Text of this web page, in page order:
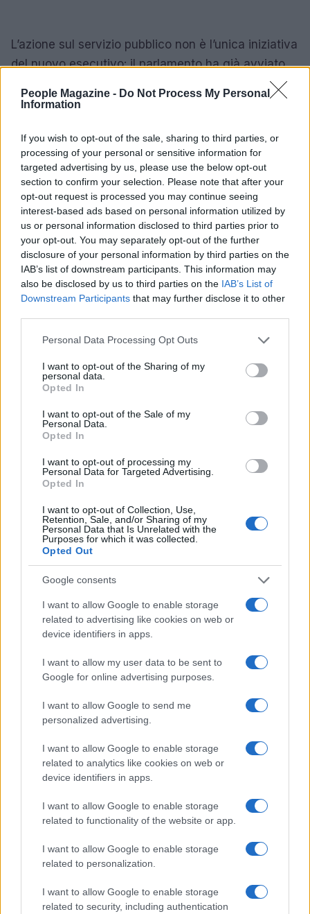
People Magazine - Do Not Process My Personal
Information
If you wish to opt-out of the sale, sharing to third parties, or
processing of your personal or sensitive information for
targeted advertising by us, please use the below opt-out
section to confirm your selection. Please note that after your
opt-out request is processed you may continue seeing
interest-based ads based on personal information utilized by
us or personal information disclosed to third parties prior to
your opt-out. You may separately opt-out of the further
disclosure of your personal information by third parties on the
IAB’s list of downstream participants. This information may
also be disclosed by us to third parties on the IAB’s List of
Downstream Participants that may further disclose it to other
Please note that this website/app uses one or more Google
not limited to your visit or usage behaviour. You may click to
grant or deny consent to Google and its third-party tags to
use your data for below specified purposes in below Google
consent section.
Personal Data Processing Opt Outs
I want to opt-out of the Sharing of my
personal data.
Opted In
I want to opt-out of the Sale of my
Personal Data.
Opted In
I want to opt-out of processing my
Personal Data for Targeted Advertising.
Opted In
I want to opt-out of Collection, Use,
Retention, Sale, and/or Sharing of my
Personal Data that Is Unrelated with the
Purposes for which it was collected.
Opted Out
Google consents
I want to allow Google to enable storage
related to advertising like cookies on web or
device identifiers in apps.
I want to allow my user data to be sent to
Google for online advertising purposes.
I want to allow Google to send me
personalized advertising.
I want to allow Google to enable storage
related to analytics like cookies on web or
device identifiers in apps.
I want to allow Google to enable storage
related to functionality of the website or app.
I want to allow Google to enable storage
related to personalization.
I want to allow Google to enable storage
related to security, including authentication
L’azione sul servizio pubblico non è l’unica iniziativa
del nuovo esecutivo: il parlamento ha già avviato
concentrazione di potere e rafforzare alcuni istituti
quadro del cambiamento politico in corso.
Resta aperta la sfida più grande: trasformare un
sistema mediatico profondamente politicizzato in
un insieme di servizi pubblici che siano percepiti
come neutrali e affidabili. Il processo sarà
monitorato a livello nazionale e internazionale e
richiederà tempo, regole e controlli per dimostrare
che le scuse scritte su uno schermo nero non siano
AUTORE
Cristian Castiglioni, veneziano, iniziò come
blogger dopo aver postato una guida sui
reazione spinse la sua trasformazione in
redattore. Cura contenuti amichevoli e porta in
cicchetti.
Continua a leggere
TELEVISIONE